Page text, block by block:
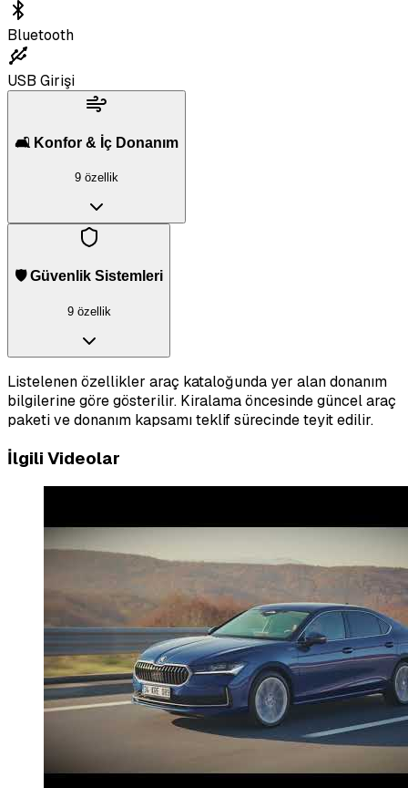
Bluetooth
USB Girişi
🛋️ Konfor & İç Donanım
9 özellik
🛡️ Güvenlik Sistemleri
9 özellik
Listelenen özellikler araç kataloğunda yer alan donanım
bilgilerine göre gösterilir. Kiralama öncesinde güncel araç
paketi ve donanım kapsamı teklif sürecinde teyit edilir.
İlgili Videolar